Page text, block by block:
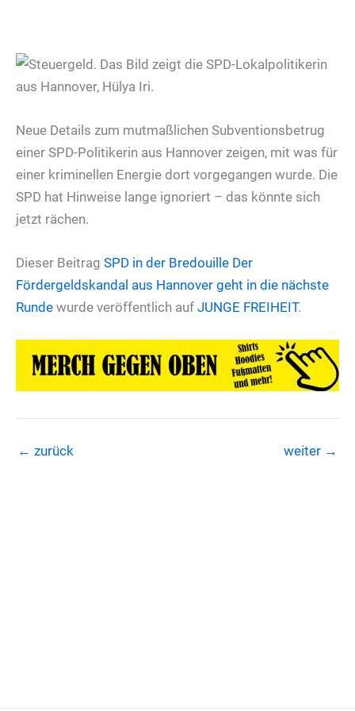
Neue Details zum mutmaßlichen Subventionsbetrug
einer SPD-Politikerin aus Hannover zeigen, mit was für
einer kriminellen Energie dort vorgegangen wurde. Die
SPD hat Hinweise lange ignoriert – das könnte sich
jetzt rächen.
Dieser Beitrag SPD in der Bredouille Der
Fördergeldskandal aus Hannover geht in die nächste
Runde wurde veröffentlich auf JUNGE FREIHEIT.
← zurück weiter →